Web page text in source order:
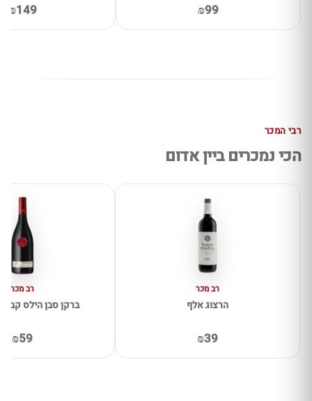
₪99
₪149
רבי המכר
הכי נמכרים ביין אדום
רב מכר
הרצוג אלף
₪39
רב מכר
ברקן סבן הילס
₪59